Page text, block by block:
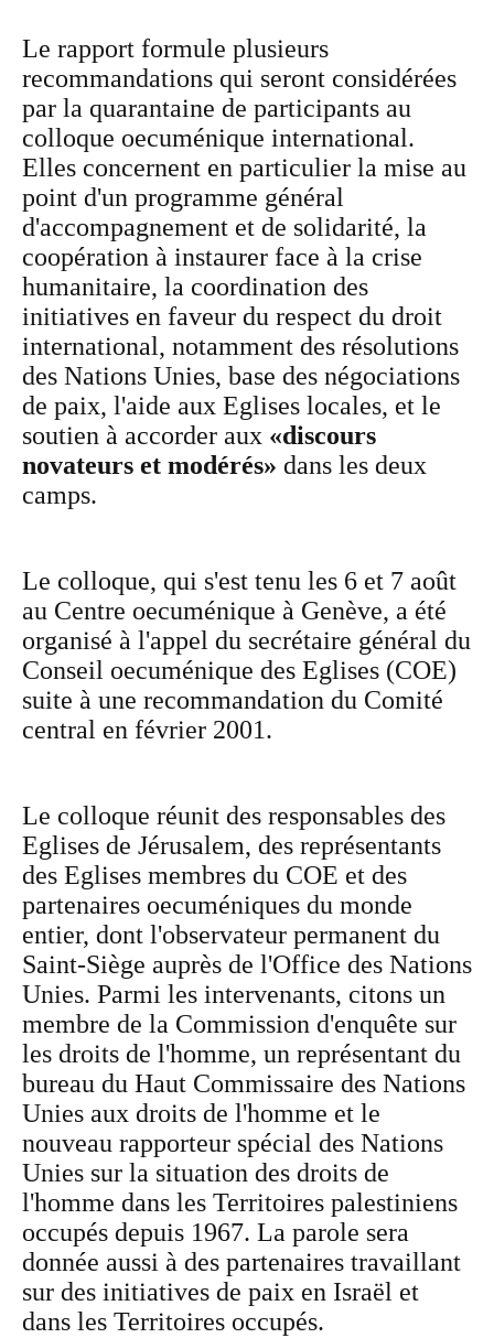
Le rapport formule plusieurs
recommandations qui seront considérées
par la quarantaine de participants au
colloque oecuménique international.
Elles concernent en particulier la mise au
point d'un programme général
d'accompagnement et de solidarité, la
coopération à instaurer face à la crise
humanitaire, la coordination des
initiatives en faveur du respect du droit
international, notamment des résolutions
des Nations Unies, base des négociations
de paix, l'aide aux Eglises locales, et le
soutien à accorder aux «discours
novateurs et modérés» dans les deux
camps.
Le colloque, qui s'est tenu les 6 et 7 août
au Centre oecuménique à Genève, a été
organisé à l'appel du secrétaire général du
Conseil oecuménique des Eglises (COE)
suite à une recommandation du Comité
central en février 2001.
Le colloque réunit des responsables des
Eglises de Jérusalem, des représentants
des Eglises membres du COE et des
partenaires oecuméniques du monde
entier, dont l'observateur permanent du
Saint-Siège auprès de l'Office des Nations
Unies. Parmi les intervenants, citons un
membre de la Commission d'enquête sur
les droits de l'homme, un représentant du
bureau du Haut Commissaire des Nations
Unies aux droits de l'homme et le
nouveau rapporteur spécial des Nations
Unies sur la situation des droits de
l'homme dans les Territoires palestiniens
occupés depuis 1967. La parole sera
donnée aussi à des partenaires travaillant
sur des initiatives de paix en Israël et
dans les Territoires occupés.